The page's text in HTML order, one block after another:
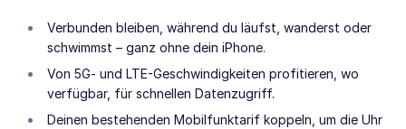
Verbunden bleiben, während du läufst, wanderst oder
schwimmst – ganz ohne dein iPhone.
Von 5G- und LTE-Geschwindigkeiten profitieren, wo
verfügbar, für schnellen Datenzugriff.
Deinen bestehenden Mobilfunktarif koppeln, um die Uhr